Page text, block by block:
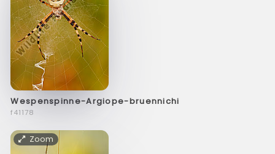
Wespenspinne-Argiope-bruennichi
f41178
Zoom